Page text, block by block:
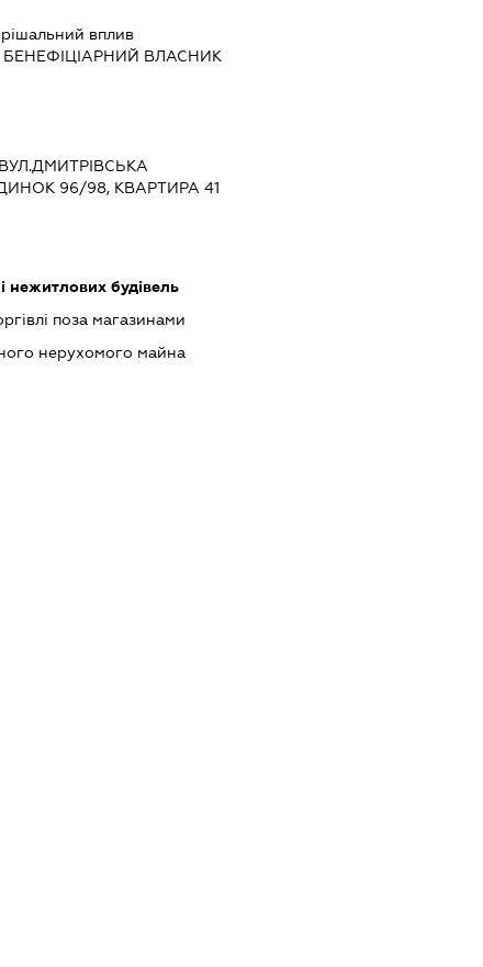
вплив
БЕНЕФІЦІАРНИЙ ВЛАСНИК
ВУЛ.ДМИТРІВСЬКА
96/98, КВАРТИРА 41
нежитлових будівель
поза магазинами
нерухомого майна